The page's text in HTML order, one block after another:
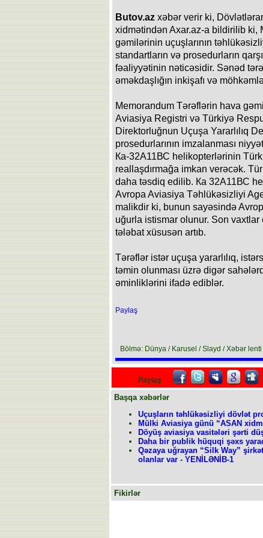
Butov.az xəbər verir ki,
xidmətindən Axar.az-a bildirilib ki,
gəmilərinin uçuşlarının
standartların və prosedurların
fəaliyyətinin nəticəsidir. Sənəd
əməkdaşlığın inkişafı və
Memorandum Tərəflərin hava
Aviasiya Registri və Türkiyə
Direktorluğnun Uçuşa Yararlılıq
prosedurlarının imzalanması
Ка-32А11ВС helikopterlərinin
reallaşdırmağa imkan verəcək.
daha təsdiq edilib. Ка 32А11ВС
Avropa Aviasiya Təhlükəsizliyi
malikdir ki, bunun sayəsində
uğurla istismar olunur. Son vaxtlar
tələbat xüsusən artıb.
Tərəflər istər uçuşa yararlılıq,
təmin olunması üzrə digər
əminliklərini ifadə ediblər.
Paylaş
Bölmə: Dünya / Karusel / Slayd / Xəbər lenti
Paylaş
Başqa xəbərlər
Uçuşların təhlükəsizliyi dövlət
Mülki Aviasiya günü “ASAN
Döyüş aviasiya vasitələri şərti
Daha bir publik hüquqi şəxs
Qəzaya uğrayan “Silk Way”
olanlar var - YENİLƏNİB-1
Fikirlər